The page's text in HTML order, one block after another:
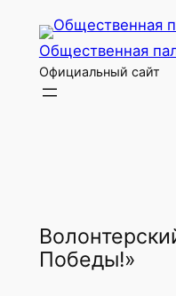
Перейти
содержимому
Общественная
Официальный сайт
Победы!»